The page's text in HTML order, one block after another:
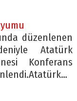
düzenlenen
Atatürk
Konferans